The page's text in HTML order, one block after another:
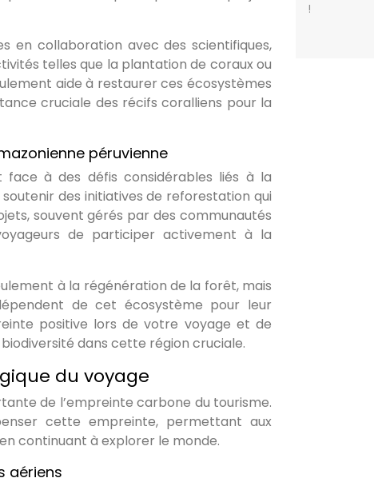
en collaboration avec des scientifiques,
telles que la plantation de coraux ou
aide à restaurer ces écosystèmes
cruciale des récifs coralliens pour la
péruvienne
à des défis considérables liés à la
des initiatives de reforestation qui
souvent gérés par des communautés
de participer activement à la
à la régénération de la forêt, mais
de cet écosystème pour leur
positive lors de votre voyage et de
dans cette région cruciale.
du voyage
de l’empreinte carbone du tourisme.
cette empreinte, permettant aux
continuant à explorer le monde.
aériens
!